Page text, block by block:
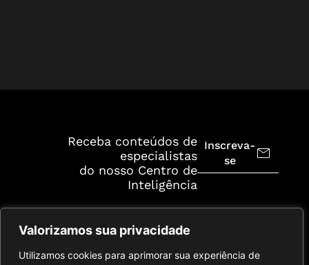
Valorizamos sua privacidade
Utilizamos cookies para aprimorar sua experiência de
Receba conteúdos de
especialistas
do nosso Centro de
Inteligência
Inscreva-
se